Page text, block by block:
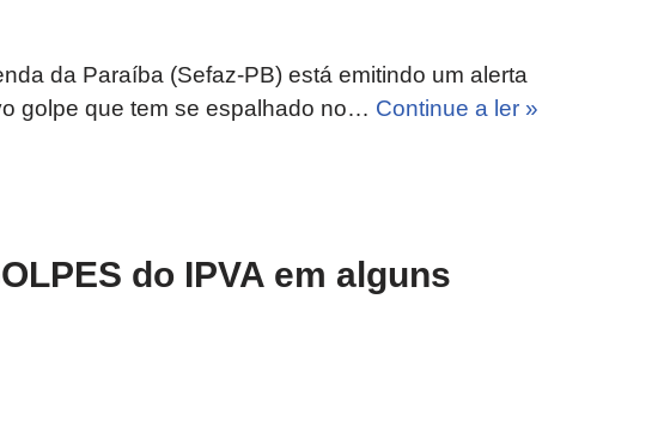
da Paraíba (Sefaz-PB) está emitindo um alerta
golpe que tem se espalhado no… Continue a ler »
do IPVA em alguns